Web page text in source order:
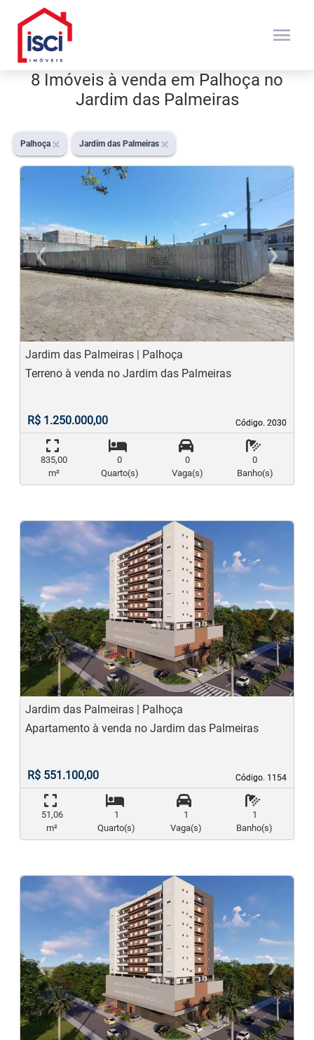
menu
8 Imóveis à venda em Palhoça no
Jardim das Palmeiras
Palhoça Jardim das Palmeiras
‹
Previous
›
Jardim das Palmeiras | Palhoça
Código. 2030
Código. 2030
Terreno à venda no Jardim das Palmeiras
R$ 1.250.000,00
835,00
m²
0
Quarto(s)
0
Vaga(s)
0
Banho(s)
‹
Previous
›
Jardim das Palmeiras | Palhoça
Código. 1154
Código. 1154
Apartamento à venda no Jardim das Palmeiras
R$ 551.100,00
51,06
m²
1
Quarto(s)
1
Vaga(s)
1
Banho(s)
‹
Previous
›